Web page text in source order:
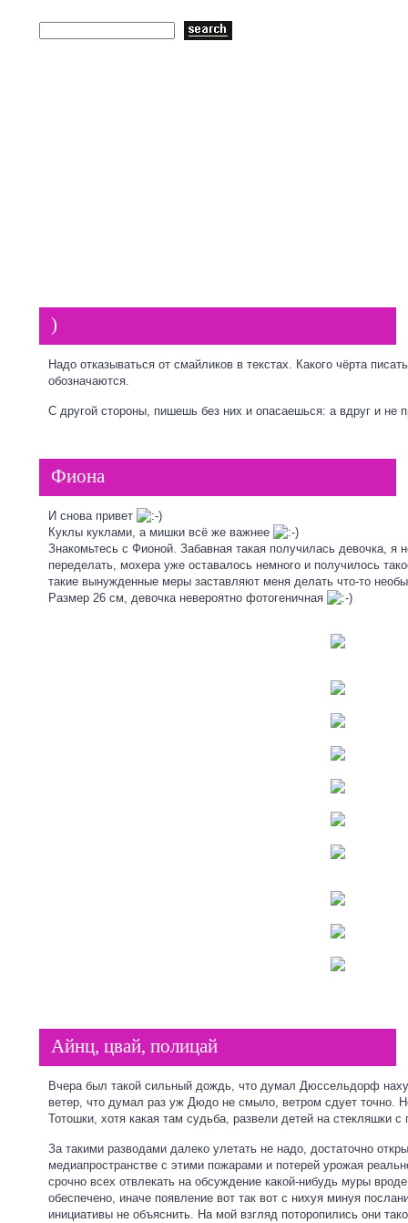
)
Надо отказываться от смайликов в текстах. Какого чёрта
обозначаются.
С другой стороны, пишешь без них и опасаешься: а вдруг и не
Фиона
И снова привет
Куклы куклами, а мишки всё же важнее
Знакомьтесь с Фионой. Забавная такая получилась девочка, я
переделать, мохера уже оставалось немного и получилось
такие вынужденные меры заставляют меня делать что-то
Размер 26 см, девочка невероятно фотогеничная
Айнц, цвай, полицай
Вчера был такой сильный дождь, что думал Дюссельдорф
ветер, что думал раз уж Дюдо не смыло, ветром сдует точно.
Тотошки, хотя какая там судьба, развели детей на стекляшки
За такими разводами далеко улетать не надо, достаточно
медиапространстве с этими пожарами и потерей урожая
срочно всех отвлекать на обсуждение какой-нибудь муры
обеспечено, иначе появление вот так вот с нихуя минуя
инициативы не объяснить. На мой взгляд поторопились они